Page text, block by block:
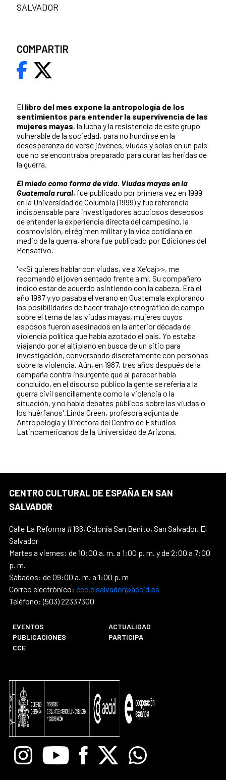
El libro del mes expone la antropología de los
sentimientos para entender la supervivencia de las
mujeres mayas, la lucha y la resistencia de este grupo
vulnerable de la sociedad, para no hundirse en la
desesperanza de verse jóvenes, viudas y solas en un país
que no se encontraba preparado para curar las heridas de
la guerra.
El miedo como forma de vida. Viudas mayas en la
Guatemala rural, fue publicado por primera vez en 1999
en la Universidad de Columbia (1999) y fue referencia
indispensable para investigadores acuciosos deseosos
de entender la experiencia directa del campesino, la
cosmovisión, el régimen militar y la vida cotidiana en
medio de la guerra, ahora fue publicado por Ediciones del
Pensativo.
'<<Si quieres hablar con viudas, ve a Xe'caj>>, me
recomendó el joven sentado frente a mí. Su compañero
indicó estar de acuerdo asintiendo con la cabeza. Era el
año 1987 y yo pasaba el verano en Guatemala explorando
las posibilidades de hacer trabajo etnográfico de campo
sobre el tema de las viudas mayas, mujeres cuyos
esposos fueron asesinados en la anterior década de
violencia política que había azotado el país. Yo estaba
viajando por el altiplano en busca de un sitio para
investigación, conversando discretamente con personas
sobre la violencia. Aún, en 1987, tres años después de la
campaña contra insurgente que al parecer había
concluido, en el discurso público la gente se refería a la
guerra civil sencillamente como la violencia o la
situación, y no había debates públicos sobre las viudas o
los huérfanos'.Linda Green, profesora adjunta de
Antropología y Directora del Centro de Estudios
Latinoamericanos de la Universidad de Arizona.
SALVADOR
COMPARTIR
CENTRO CULTURAL DE ESPAÑA EN SAN
SALVADOR
Calle La Reforma #166, Colonia San Benito, San Salvador, El
Salvador
Martes a viernes: de 10:00 a. m. a 1:00 p. m. y de 2:00 a 7:00
p. m.
Sábados: de 09:00 a. m. a 1:00 p. m
Correo electrónico: cce.elsalvador@aecid.es
Teléfono: (503) 22337300
EVENTOS
ACTUALIDAD
PUBLICACIONES
PARTICIPA
CCE
InstagramYoutube Facebook
X Whatsapp